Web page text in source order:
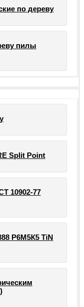
по дереву
пилы
Split Point
10902-77
Р6М5К5 TiN